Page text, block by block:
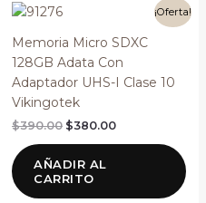
¡Oferta!
Memoria Micro SDXC
128GB Adata Con
Adaptador UHS-I Clase 10
Vikingotek
$390.00
original
era:
$390.00.
$380.00
precio
actual
es:
$380.00.
AÑADIR AL
CARRITO